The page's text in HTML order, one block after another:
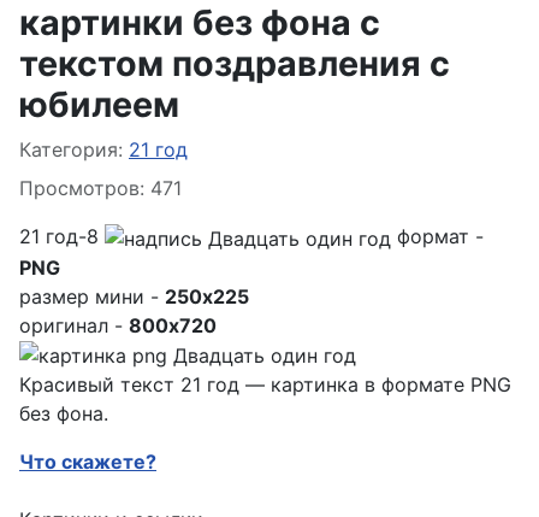
картинки без фона с
текстом поздравления с
юбилеем
Информация о материале
Категория: 21 год
Просмотров: 471
21 год-8
формат -
PNG
размер мини - 250x225
оригинал - 800x720
Красивый текст 21 год — картинка в формате PNG
без фона.
Что скажете?